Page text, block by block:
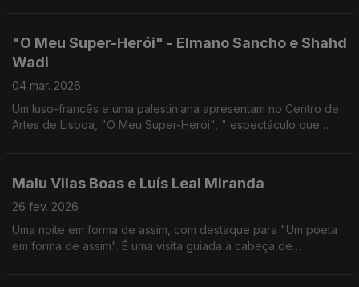
"O Meu Super-Herói" - Elmano Sancho e Shahd
Wadi
04 mar. 2026
Um luso-francês e uma palestiniana apresentam no Centro de
Artes de Lisboa, "O Meu Super-Herói", " espectáculo que
Malu Vilas Boas e Luís Leal Miranda
26 fev. 2026
Uma noite em forma de assim, com destaque para "Um poeta
em forma de assim". É uma visita guiada à cabeça de